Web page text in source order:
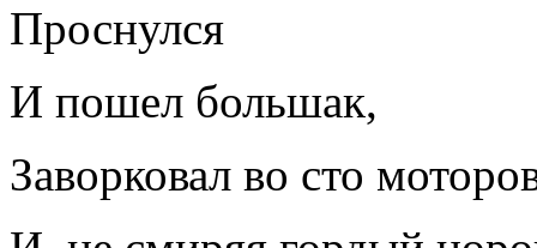
Проснулся
И пошел большак,
Заворковал во сто